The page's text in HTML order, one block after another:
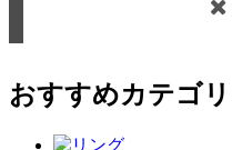
おすすめカテゴ